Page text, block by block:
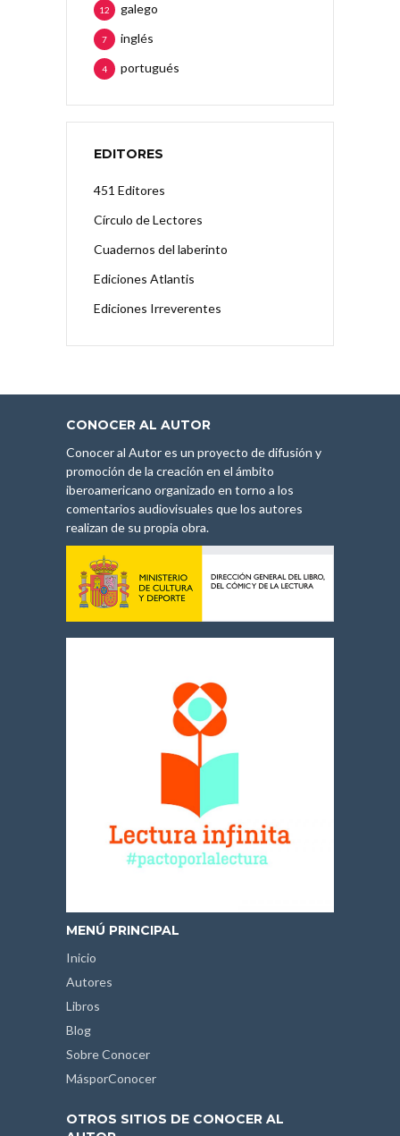
galego
12
inglés
7
portugués
4
EDITORES
451 Editores
Círculo de Lectores
Cuadernos del laberinto
Ediciones Atlantis
Ediciones Irreverentes
CONOCER AL AUTOR
Conocer al Autor es un proyecto de difusión y
promoción de la creación en el ámbito
iberoamericano organizado en torno a los
comentarios audiovisuales que los autores
realizan de su propia obra.
MENÚ PRINCIPAL
Inicio
Autores
Libros
Blog
Sobre Conocer
MásporConocer
OTROS SITIOS DE CONOCER AL